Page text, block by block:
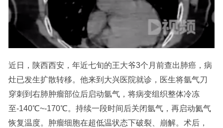
近日，陕西西安，年近七旬的王大爷3个月前查出肺癌，病
灶已发生扩散转移。他来到大兴医院就诊，医生将氩气刀
穿刺到右肺肿瘤部位后启动氩气，将病变组织整体冷冻
至-140℃~-170℃。持续一段时间后关闭氩气，再启动氦气
恢复温度。肿瘤细胞在超低温状态下破裂、崩解。术后，